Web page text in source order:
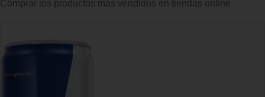
Comprar los productos más vendidos en tiendas online